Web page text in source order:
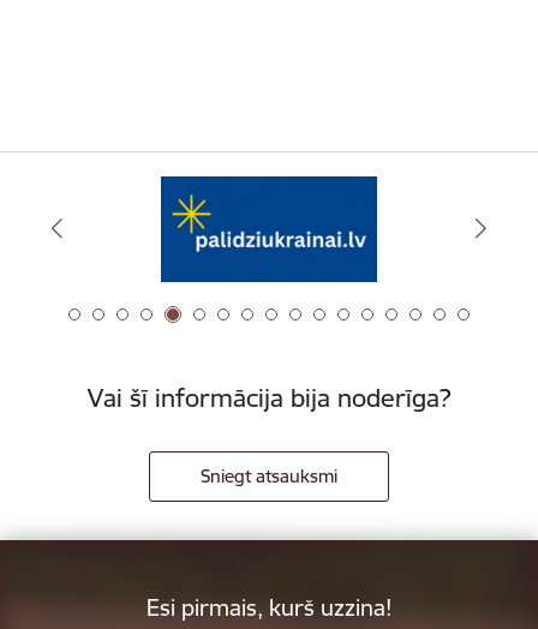
Vai šī informācija bija noderīga?
Sniegt atsauksmi
Esi pirmais, kurš uzzina!